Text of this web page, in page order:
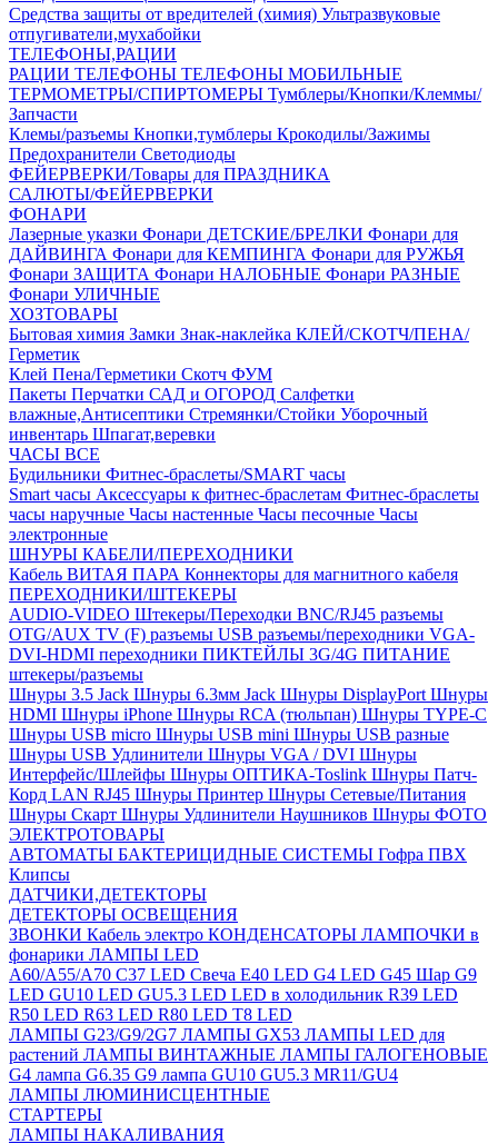
Средства защиты от вредителей (химия) Ультразвуковые
отпугиватели,мухабойки
ТЕЛЕФОНЫ,РАЦИИ
РАЦИИ ТЕЛЕФОНЫ ТЕЛЕФОНЫ МОБИЛЬНЫЕ
ТЕРМОМЕТРЫ/СПИРТОМЕРЫ Тумблеры/Кнопки/Клеммы/
Запчасти
Клемы/разъемы Кнопки,тумблеры Крокодилы/Зажимы
Предохранители Светодиоды
ФЕЙЕРВЕРКИ/Товары для ПРАЗДНИКА
САЛЮТЫ/ФЕЙЕРВЕРКИ
ФОНАРИ
Лазерные указки Фонари ДЕТСКИЕ/БРЕЛКИ Фонари для
ДАЙВИНГА Фонари для КЕМПИНГА Фонари для РУЖЬЯ
Фонари ЗАЩИТА Фонари НАЛОБНЫЕ Фонари РАЗНЫЕ
Фонари УЛИЧНЫЕ
ХОЗТОВАРЫ
Бытовая химия Замки Знак-наклейка КЛЕЙ/СКОТЧ/ПЕНА/
Герметик
Клей Пена/Герметики Скотч ФУМ
Пакеты Перчатки САД и ОГОРОД Салфетки
влажные,Антисептики Стремянки/Стойки Уборочный
инвентарь Шпагат,веревки
ЧАСЫ ВСЕ
Будильники Фитнес-браслеты/SMART часы
Smart часы Аксессуары к фитнес-браслетам Фитнес-браслеты
часы наручные Часы настенные Часы песочные Часы
электронные
ШНУРЫ КАБЕЛИ/ПЕРЕХОДНИКИ
Кабель ВИТАЯ ПАРА Коннекторы для магнитного кабеля
ПЕРЕХОДНИКИ/ШТЕКЕРЫ
AUDIO-VIDEO Штекеры/Переходки BNC/RJ45 разъемы
OTG/AUX TV (F) разъемы USB разъемы/переходники VGA-
DVI-HDMI переходники ПИКТЕЙЛЫ 3G/4G ПИТАНИЕ
штекеры/разъемы
Шнуры 3.5 Jack Шнуры 6.3мм Jack Шнуры DisplayPort Шнуры
HDMI Шнуры iPhone Шнуры RCA (тюльпан) Шнуры TYPE-C
Шнуры USB micro Шнуры USB mini Шнуры USB разные
Шнуры USB Удлинители Шнуры VGA / DVI Шнуры
Интерфейс/Шлейфы Шнуры ОПТИКА-Toslink Шнуры Патч-
Корд LAN RJ45 Шнуры Принтер Шнуры Сетевые/Питания
Шнуры Скарт Шнуры Удлинители Наушников Шнуры ФОТО
ЭЛЕКТРОТОВАРЫ
АВТОМАТЫ БАКТЕРИЦИДНЫЕ СИСТЕМЫ Гофра ПВХ
Клипсы
ДАТЧИКИ,ДЕТЕКТОРЫ
ДЕТЕКТОРЫ ОСВЕЩЕНИЯ
ЗВОНКИ Кабель электро КОНДЕНСАТОРЫ ЛАМПОЧКИ в
фонарики ЛАМПЫ LED
A60/A55/A70 C37 LED Свеча E40 LED G4 LED G45 Шар G9
LED GU10 LED GU5.3 LED LED в холодильник R39 LED
R50 LED R63 LED R80 LED T8 LED
ЛАМПЫ G23/G9/2G7 ЛАМПЫ GX53 ЛАМПЫ LED для
растений ЛАМПЫ ВИНТАЖНЫЕ ЛАМПЫ ГАЛОГЕНОВЫЕ
G4 лампа G6.35 G9 лампа GU10 GU5.3 MR11/GU4
ЛАМПЫ ЛЮМИНИСЦЕНТНЫЕ
СТАРТЕРЫ
ЛАМПЫ НАКАЛИВАНИЯ